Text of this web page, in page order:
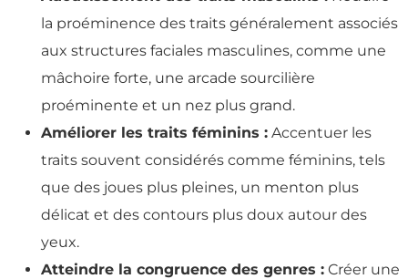
la proéminence des traits généralement associés
aux structures faciales masculines, comme une
mâchoire forte, une arcade sourcilière
proéminente et un nez plus grand.
Améliorer les traits féminins : Accentuer les
traits souvent considérés comme féminins, tels
que des joues plus pleines, un menton plus
délicat et des contours plus doux autour des
yeux.
Atteindre la congruence des genres : Créer une